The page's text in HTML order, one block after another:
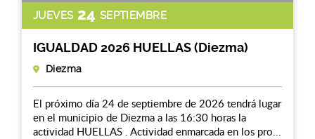
JUEVES 24 SEPTIEMBRE
Diezma
IGUALDAD 2026 HUELLAS (Diezma)
El próximo día 24 de septiembre de 2026 tendrá lugar
en el municipio de Diezma a las 16:30 horas la
actividad HUELLAS . Actividad enmarcada en los pro...